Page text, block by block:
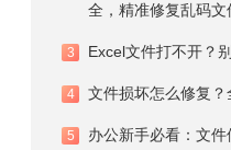
全，精准修复乱码文
3 Excel文件打不开？
4 文件损坏怎么修复
5 办公新手必看：文